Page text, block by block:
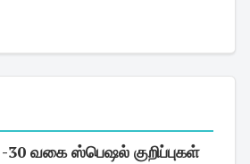
வகை ஸ்பெஷல் குறிப்புகள்